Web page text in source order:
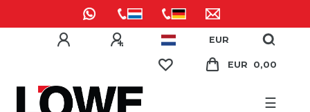
EUR
EUR 0,00
☰